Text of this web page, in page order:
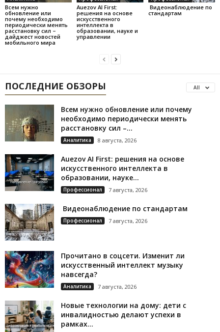
Всем нужно
обновление или
почему необходимо
периодически менять
расстановку сил –
дайджест новостей
мобильного мира
Auezov AI First:
решения на основе
искусственного
интеллекта в
образовании, науке и
управлении
Видеонаблюдение по
стандартам
ПОСЛЕДНИЕ ОБЗОРЫ All
Всем нужно обновление или почему
необходимо периодически менять
расстановку сил –...
Аналитика 8 августа, 2026
Auezov AI First: решения на основе
искусственного интеллекта в
образовании, науке...
Профессионал 7 августа, 2026
Видеонаблюдение по стандартам
Профессионал 7 августа, 2026
Прочитано в соцсети. Изменит ли
искусственный интеллект музыку
навсегда?
Аналитика 7 августа, 2026
Новые технологии на дому: дети с
инвалидностью делают успехи в
рамках...